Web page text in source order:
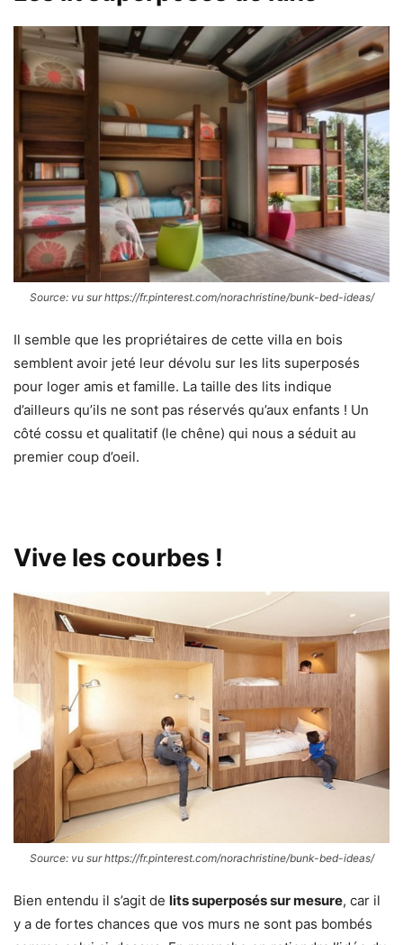
Source: vu sur https://fr.pinterest.com/norachristine/bunk-bed-ideas/
Il semble que les propriétaires de cette villa en bois
semblent avoir jeté leur dévolu sur les lits superposés
pour loger amis et famille. La taille des lits indique
d’ailleurs qu’ils ne sont pas réservés qu’aux enfants ! Un
côté cossu et qualitatif (le chêne) qui nous a séduit au
premier coup d’oeil.
Vive les courbes !
Source: vu sur https://fr.pinterest.com/norachristine/bunk-bed-ideas/
Bien entendu il s’agit de lits superposés sur mesure, car il
y a de fortes chances que vos murs ne sont pas bombés